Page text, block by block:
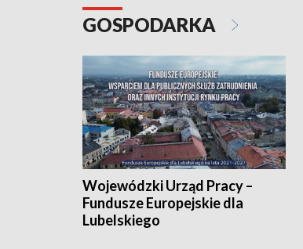
GOSPODARKA
Wojewódzki Urząd Pracy –
Fundusze Europejskie dla
Lubelskiego